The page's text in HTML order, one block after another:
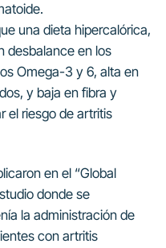
una dieta hipercalórica,
desbalance en los
Omega-3 y 6, alta en
y baja en fibra y
el riesgo de artritis
en el “Global
donde se
la administración de
con artritis